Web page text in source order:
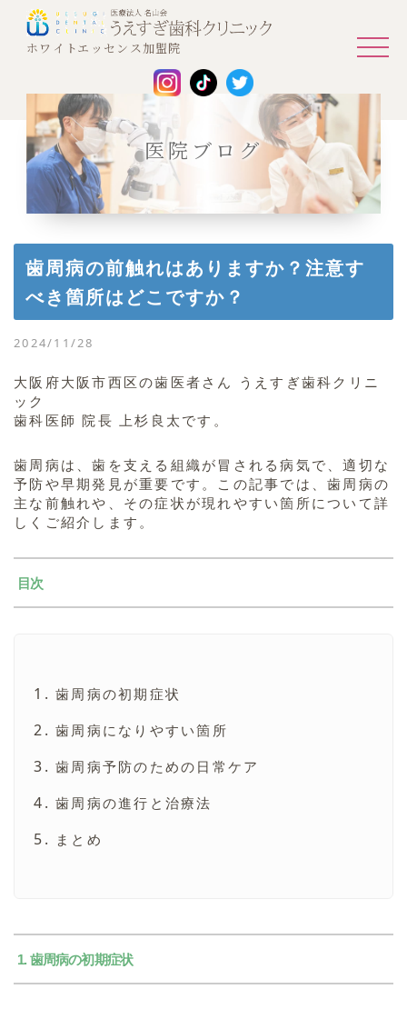
ホワイトエッセンス加盟院
医院ブログ
歯周病の前触れはありますか？注意す
べき箇所はどこですか？
2024/11/28
大阪府大阪市西区の歯医者さん うえすぎ歯科クリニ
ック
歯科医師 院長 上杉良太です。
歯周病は、歯を支える組織が冒される病気で、適切な
予防や早期発見が重要です。この記事では、歯周病の
主な前触れや、その症状が現れやすい箇所について詳
しくご紹介します。
目次
歯周病の初期症状
歯周病になりやすい箇所
歯周病予防のための日常ケア
歯周病の進行と治療法
まとめ
1. 歯周病の初期症状